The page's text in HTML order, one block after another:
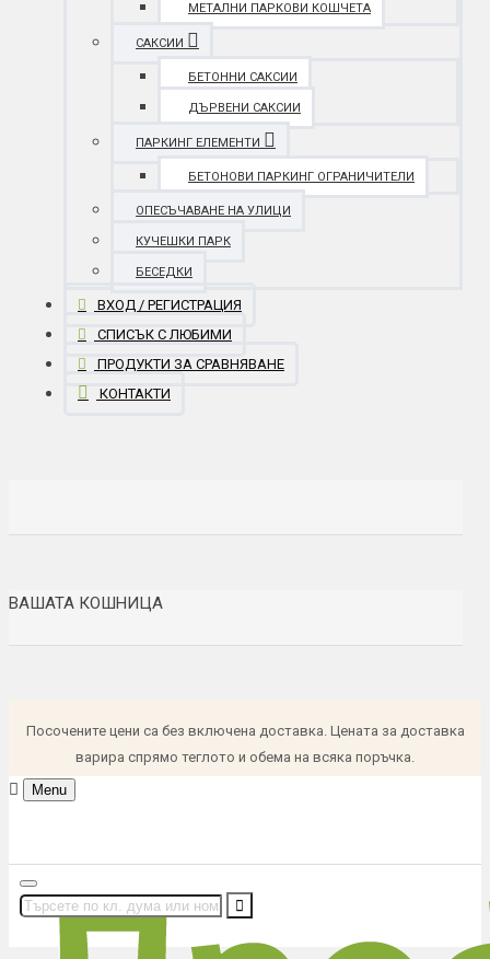
МЕТАЛНИ ПАРКОВИ КОШЧЕТА
САКСИИ
БЕТОННИ САКСИИ
ДЪРВЕНИ САКСИИ
ПАРКИНГ ЕЛЕМЕНТИ
БЕТОНОВИ ПАРКИНГ ОГРАНИЧИТЕЛИ
ОПЕСЪЧАВАНЕ НА УЛИЦИ
КУЧЕШКИ ПАРК
БЕСЕДКИ
ВХОД / РЕГИСТРАЦИЯ
СПИСЪК С ЛЮБИМИ
ПРОДУКТИ ЗА СРАВНЯВАНЕ
КОНТАКТИ
ВАШАТА КОШНИЦА
Посочените цени са без включена доставка. Цената за доставка
варира спрямо теглото и обема на всяка поръчка.
Menu